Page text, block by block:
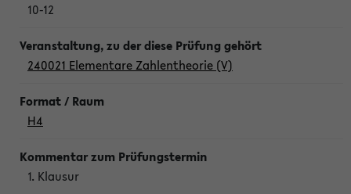
10-12
240021 Elementare Zahlentheorie (V)
H4
1. Klausur